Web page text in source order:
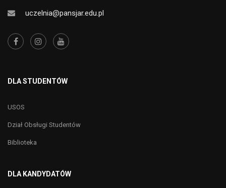
uczelnia@pansjar.edu.pl
DLA STUDENTÓW
USOS
Dział Obsługi Studentów
Biblioteka
DLA KANDYDATÓW